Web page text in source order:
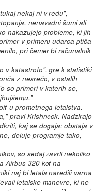
nekaj ni v redu",
nenavadni šumi ali
nakazujejo probleme, ki jih
v primeru udarca ptiča
pri čemer bi računalnik
v katastrofo", gre k statistiki
z nesrečo, v ostalih
so primeri v katerih se,
u prometnega letalstva.
pravi Krishneck. Nadzirajo
kaj se dogaja: obstaja v
deluje programje tako,
so sedaj zavrli nekoliko
Airbus 320 kot na
naj bi letala naredili varna
letalske manevre, ki ne